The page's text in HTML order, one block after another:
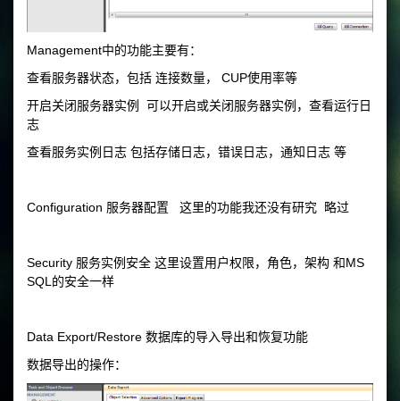
Management中的功能主要有：
查看服务器状态，包括 连接数量， CUP使用率等
开启关闭服务器实例 可以开启或关闭服务器实例，查看运行日
志
查看服务实例日志 包括存储日志，错误日志，通知日志 等
Configuration 服务器配置 这里的功能我还没有研究 略过
Security 服务实例安全 这里设置用户权限，角色，架构 和MS
SQL的安全一样
Data Export/Restore 数据库的导入导出和恢复功能
数据导出的操作：